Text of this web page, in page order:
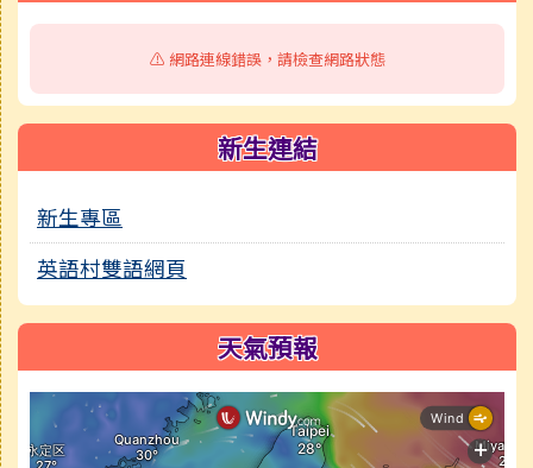
⚠️ 網路連線錯誤，請檢查網路狀態
新生連結
新生專區
英語村雙語網頁
天氣預報